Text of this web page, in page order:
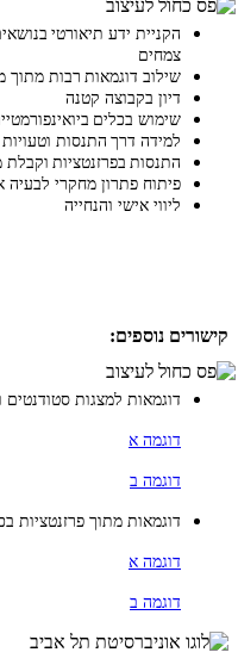
הקניית ידע תיאורטי
צמחים
שילוב דוגמאות רבות מתוך
דיון בקבוצה קטנה
שימוש בכלים
למידה דרך התנסות וטעויות
התנסות בפרזנטציות וקבלת
פיתוח פתרון מחקרי לבעיה
ליווי אישי והנחייה
קישורים נוספים:
דוגמאות למצגות סטודנטים
דוגמה א
דוגמה ב
דוגמאות מתוך פרזנטציות
דוגמה א
דוגמה ב